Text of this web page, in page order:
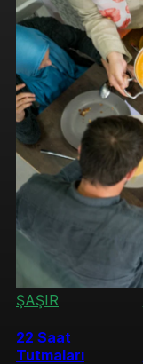
ŞAŞIR
22 Saat
Tutmaları